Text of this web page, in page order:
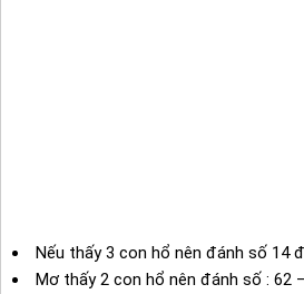
Nếu thấy 3 con hổ nên đánh số 14
Mơ thấy 2 con hổ nên đánh số : 62